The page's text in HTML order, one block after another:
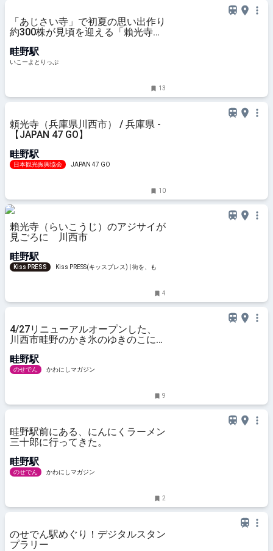
「あじさい寺」で初夏の思い出作り
約300株が見頃を迎える「賴光寺」
畦野駅
いこーよとりっぷ
13
頼光寺（兵庫県川西市） / 兵庫県 -
【JAPAN 47 GO】
畦野駅
日本観光振興協会 JAPAN 47 GO
10
賴光寺（らいこうじ）のアジサイが
見ごろに 川西市
畦野駅
Kiss PRESS
Kiss PRESS(キッスプレス) | 街を、もっ
4
4/27リニューアルオープンした、
川西市畦野のかき氷のゆきのこに行
畦野駅
のせでん かわにしマガジン
9
畦野駅前にある、にんにくラーメン
三十郎に行ってきた。
畦野駅
のせでん かわにしマガジン
2
のせでん駅めぐり！デジタルスタン
プラリー